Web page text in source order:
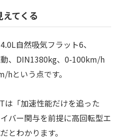
てくる
自然吸気フラット6、
、DIN1380kg、0-100km/h
hという点です。
は「加速性能だけを追った
バー関与を前提に高回転型エ
とわかります。